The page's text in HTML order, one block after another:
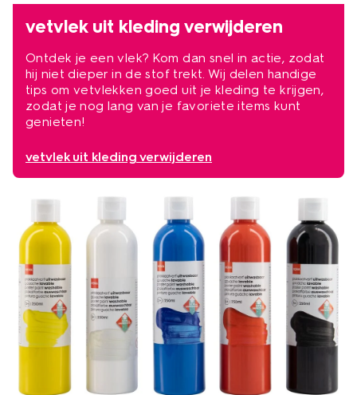
vetvlek uit kleding verwijderen
Ontdek je een vlek? Kom dan snel in actie, zodat
hij niet dieper in de stof trekt. Wij delen handige
tips om vetvlekken goed uit je kleding te krijgen,
zodat je nog lang van je favoriete items kunt
genieten!
vetvlek uit kleding verwijderen